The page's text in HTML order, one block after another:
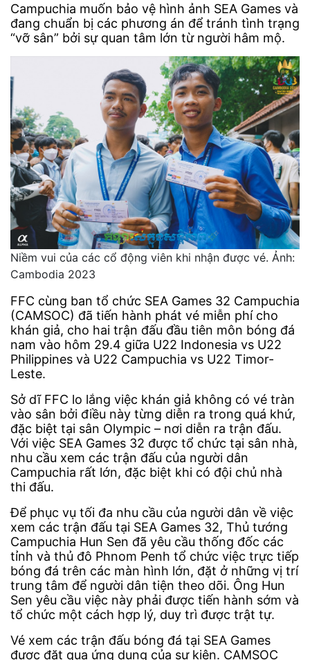
Campuchia muốn bảo vệ hình ảnh SEA Games và
đang chuẩn bị các phương án để tránh tình trạng
“vỡ sân” bởi sự quan tâm lớn từ người hâm mộ.
Niềm vui của các cổ động viên khi nhận được vé. Ảnh:
Cambodia 2023
FFC cùng ban tổ chức SEA Games 32 Campuchia
(CAMSOC) đã tiến hành phát vé miễn phí cho
khán giả, cho hai trận đấu đầu tiên môn bóng đá
nam vào hôm 29.4 giữa U22 Indonesia vs U22
Philippines và U22 Campuchia vs U22 Timor-
Leste.
Sở dĩ FFC lo lắng việc khán giả không có vé tràn
vào sân bởi điều này từng diễn ra trong quá khứ,
đặc biệt tại sân Olympic – nơi diễn ra trận đấu.
Với việc SEA Games 32 được tổ chức tại sân nhà,
nhu cầu xem các trận đấu của người dân
Campuchia rất lớn, đặc biệt khi có đội chủ nhà
thi đấu.
Để phục vụ tối đa nhu cầu của người dân về việc
xem các trận đấu tại SEA Games 32, Thủ tướng
Campuchia Hun Sen đã yêu cầu thống đốc các
tỉnh và thủ đô Phnom Penh tổ chức việc trực tiếp
bóng đá trên các màn hình lớn, đặt ở những vị trí
trung tâm để người dân tiện theo dõi. Ông Hun
Sen yêu cầu việc này phải được tiến hành sớm và
tổ chức một cách hợp lý, duy trì được trật tự.
Vé xem các trận đấu bóng đá tại SEA Games
được đặt qua ứng dụng của sự kiện. CAMSOC